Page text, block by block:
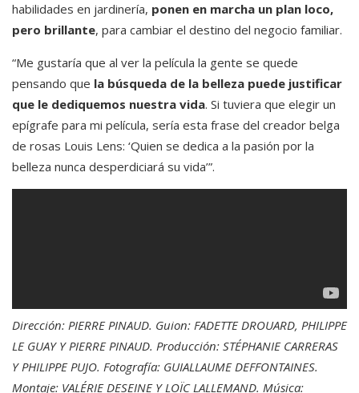
habilidades en jardinería, ponen en marcha un plan loco,
pero brillante, para cambiar el destino del negocio familiar.
“Me gustaría que al ver la película la gente se quede
pensando que la búsqueda de la belleza puede justificar
que le dediquemos nuestra vida. Si tuviera que elegir un
epígrafe para mi película, sería esta frase del creador belga
de rosas Louis Lens: ‘Quien se dedica a la pasión por la
belleza nunca desperdiciará su vida’”.
Dirección: PIERRE PINAUD. Guion: FADETTE DROUARD, PHILIPPE
LE GUAY Y PIERRE PINAUD. Producción: STÉPHANIE CARRERAS
Y PHILIPPE PUJO. Fotografía: GUIALLAUME DEFFONTAINES.
Montaje: VALÉRIE DESEINE Y LOÏC LALLEMAND. Música: